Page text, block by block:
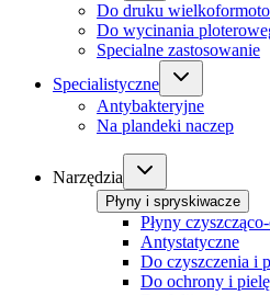
Do druku
Do wycinania
Specialne zastosowanie
Specialistyczne
Antybakteryjne
Na plandeki naczep
Narzędzia
Płyny i spryskiwacze
Płyny
Antystatyczne
Do czyszczenia i
Do ochrony i